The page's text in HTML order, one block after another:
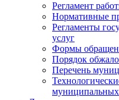
Регламент
Нормативные
Регламенты
услуг
Формы
Порядок
Перечень
муниципальных